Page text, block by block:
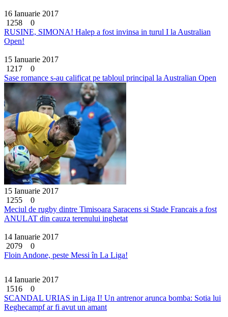
16 Ianuarie 2017
1258
0
RUSINE, SIMONA! Halep a fost invinsa in turul I la Australian
Open!
15 Ianuarie 2017
1217
0
Sase romance s-au calificat pe tabloul principal la Australian Open
15 Ianuarie 2017
1255
0
Meciul de rugby dintre Timisoara Saracens si Stade Francais a fost
ANULAT din cauza terenului inghetat
14 Ianuarie 2017
2079
0
Floin Andone, peste Messi în La Liga!
14 Ianuarie 2017
1516
0
SCANDAL URIAS in Liga I! Un antrenor arunca bomba: Sotia lui
Reghecampf ar fi avut un amant